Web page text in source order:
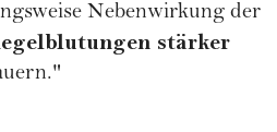
Nebenwirkung der
stärker